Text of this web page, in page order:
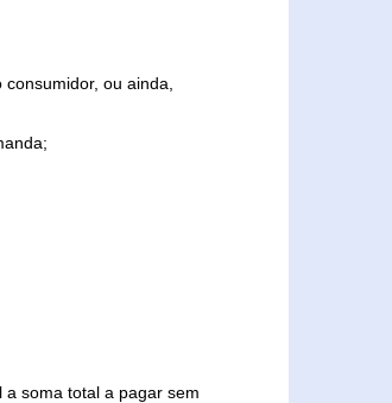
ou ainda,
soma total a pagar sem